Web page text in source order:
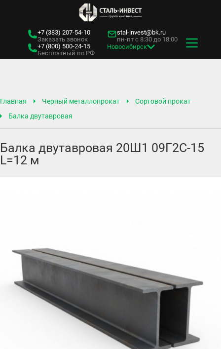
+7 (383) 207-54-10
Заказать звонок
+7 (800) 500-24-15
Бесплатный по РФ
stal-invest@bk.ru
пн-пт с 8:30 до 18:00
Новосибирск
Главная Черный металлопрокат
Сортовой прокат
Балка двутавровая
Балка двутавровая 20Ш1 09Г2С-15
L=12 м